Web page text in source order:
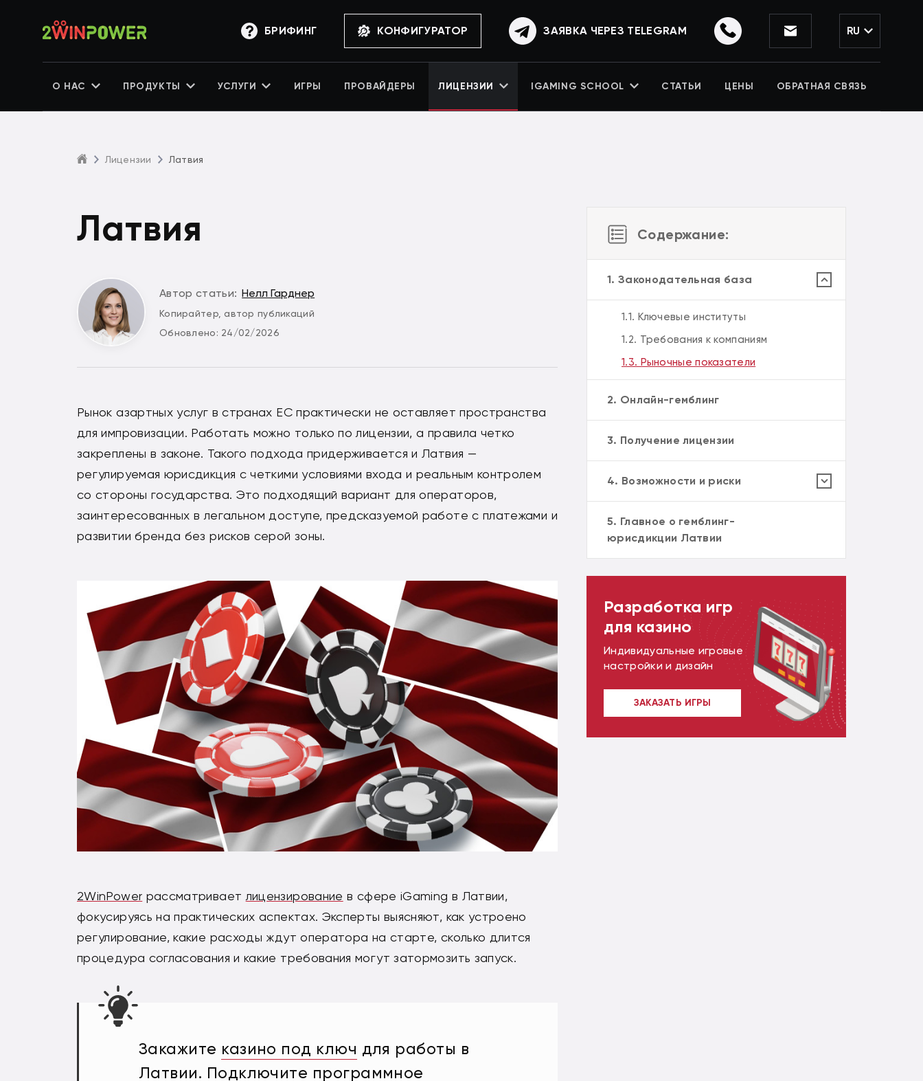
БРИФИНГ КОНФИГУРАТОР ЗАЯВКА ЧЕРЕЗ TELEGRAM RU
О НАС ПРОДУКТЫ УСЛУГИ ИГРЫ ПРОВАЙДЕРЫ ЛИЦЕНЗИИ IGAMING SCHOOL СТАТЬИ ЦЕНЫ ОБРАТНАЯ СВЯЗЬ
Лицензии Латвия
Латвия
Автор статьи: Нелл Гарднер
Копирайтер, автор публикаций
Обновлено: 24/02/2026
Рынок азартных услуг в странах ЕС практически не оставляет пространства
для импровизации. Работать можно только по лицензии, а правила четко
закреплены в законе. Такого подхода придерживается и Латвия —
регулируемая юрисдикция с четкими условиями входа и реальным контролем
со стороны государства. Это подходящий вариант для операторов,
заинтересованных в легальном доступе, предсказуемой работе с платежами и
развитии бренда без рисков серой зоны.
2WinPower рассматривает лицензирование в сфере iGaming в Латвии,
фокусируясь на практических аспектах. Эксперты выясняют, как устроено
регулирование, какие расходы ждут оператора на старте, сколько длится
процедура согласования и какие требования могут затормозить запуск.
Закажите казино под ключ для работы в
Латвии. Подключите программное
Содержание:
1. Законодательная база
1.1. Ключевые институты
1.2. Требования к компаниям
1.3. Рыночные показатели
2. Онлайн-гемблинг
3. Получение лицензии
4. Возможности и риски
5. Главное о гемблинг-
юрисдикции Латвии
Разработка игр
для казино
Индивидуальные игровые
настройки и дизайн
ЗАКАЗАТЬ ИГРЫ